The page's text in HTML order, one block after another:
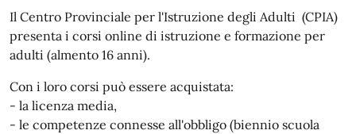
Il Centro Provinciale per l'Istruzione degli Adulti (CPIA)
presenta i corsi online di istruzione e formazione per
adulti (almento 16 anni).
Con i loro corsi può essere acquistata:
- la licenza media,
- le competenze connesse all'obbligo (biennio scuola